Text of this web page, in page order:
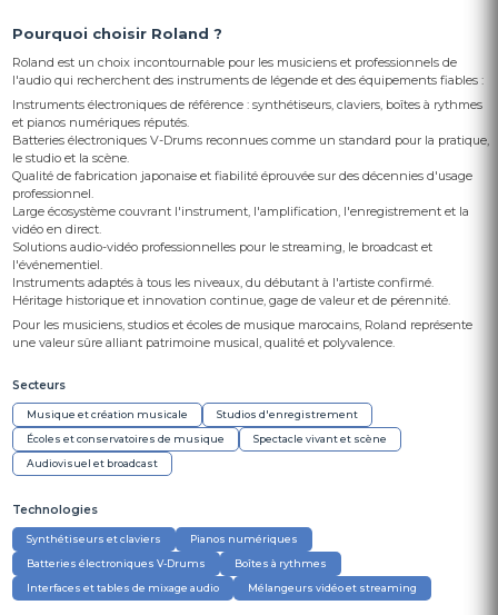
Pourquoi choisir Roland ?
Roland est un choix incontournable pour les musiciens et professionnels de
l'audio qui recherchent des instruments de légende et des équipements fiables :
Instruments électroniques de référence : synthétiseurs, claviers, boîtes à rythmes
et pianos numériques réputés.
Batteries électroniques V-Drums reconnues comme un standard pour la pratique,
le studio et la scène.
Qualité de fabrication japonaise et fiabilité éprouvée sur des décennies d'usage
professionnel.
Large écosystème couvrant l'instrument, l'amplification, l'enregistrement et la
vidéo en direct.
Solutions audio-vidéo professionnelles pour le streaming, le broadcast et
l'événementiel.
Instruments adaptés à tous les niveaux, du débutant à l'artiste confirmé.
Héritage historique et innovation continue, gage de valeur et de pérennité.
Pour les musiciens, studios et écoles de musique marocains, Roland représente
une valeur sûre alliant patrimoine musical, qualité et polyvalence.
Secteurs
Musique et création musicale
Studios d'enregistrement
Écoles et conservatoires de musique
Spectacle vivant et scène
Audiovisuel et broadcast
Technologies
Synthétiseurs et claviers
Pianos numériques
Batteries électroniques V-Drums
Boîtes à rythmes
Interfaces et tables de mixage audio
Mélangeurs vidéo et streaming